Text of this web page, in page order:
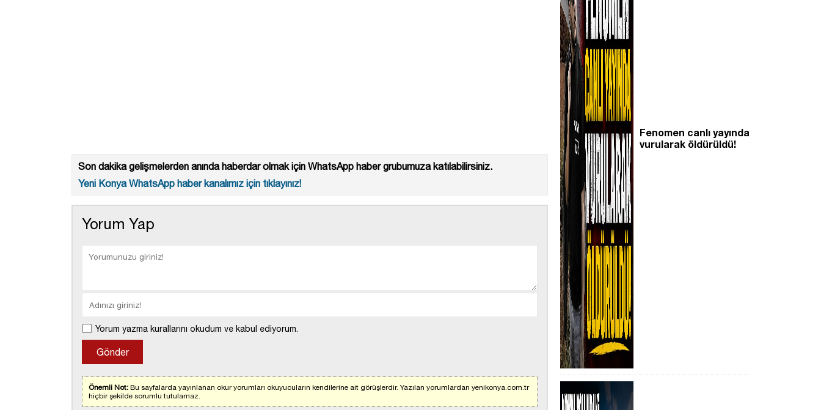
Son dakika gelişmelerden anında haberdar olmak için WhatsApp haber grubumuza katılabilirsiniz.
Yeni Konya WhatsApp haber kanalımız için tıklayınız!
Yorum Yap
Yorum yazma kurallarını okudum ve kabul ediyorum.
Önemli Not: Bu sayfalarda yayınlanan okur yorumları okuyucuların kendilerine ait görüşlerdir. Yazılan yorumlardan yenikonya.com.tr
hiçbir şekilde sorumlu tutulamaz.
Fenomen canlı yayında
vurularak öldürüldü!